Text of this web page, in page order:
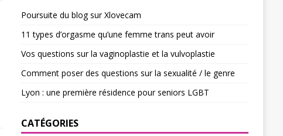
Poursuite du blog sur Xlovecam
11 types d’orgasme qu’une femme trans peut avoir
Vos questions sur la vaginoplastie et la vulvoplastie
Comment poser des questions sur la sexualité / le genre
Lyon : une première résidence pour seniors LGBT
CATÉGORIES